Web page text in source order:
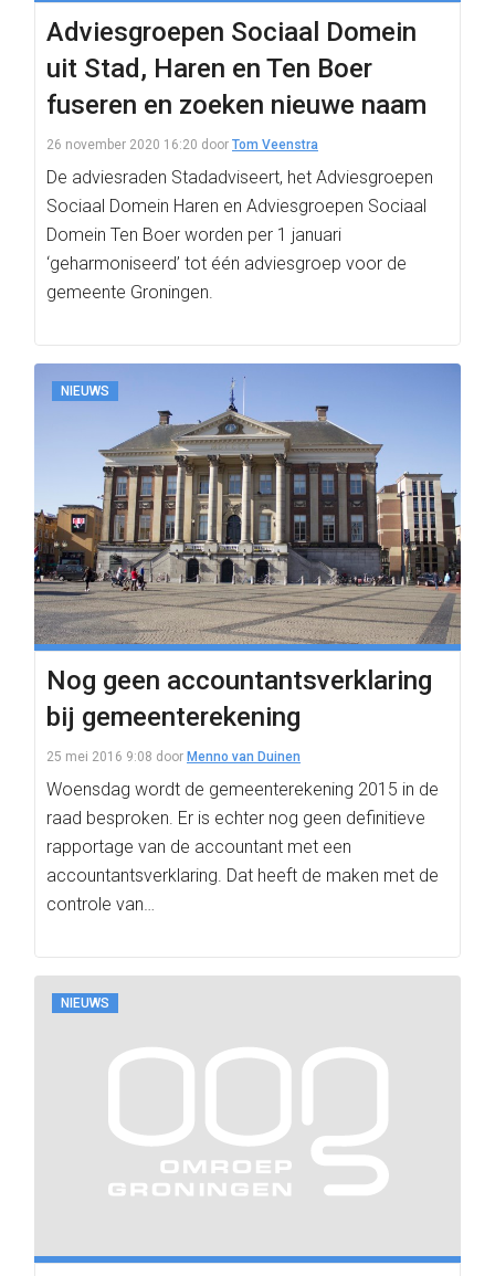
Adviesgroepen Sociaal Domein
uit Stad, Haren en Ten Boer
fuseren en zoeken nieuwe naam
26 november 2020 16:20 door Tom Veenstra
De adviesraden Stadadviseert, het Adviesgroepen
Sociaal Domein Haren en Adviesgroepen Sociaal
Domein Ten Boer worden per 1 januari
‘geharmoniseerd’ tot één adviesgroep voor de
gemeente Groningen.
NIEUWS
Nog geen accountantsverklaring
bij gemeenterekening
25 mei 2016 9:08 door Menno van Duinen
Woensdag wordt de gemeenterekening 2015 in de
raad besproken. Er is echter nog geen definitieve
rapportage van de accountant met een
accountantsverklaring. Dat heeft de maken met de
controle van…
NIEUWS